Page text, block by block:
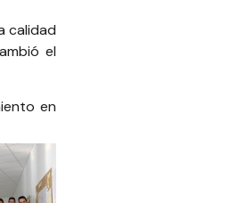
calidad
el
en